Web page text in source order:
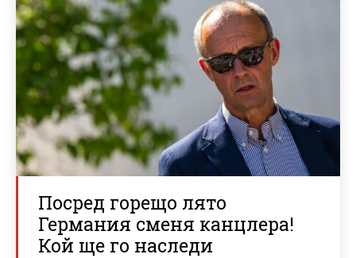
Посред горещо лято
Германия сменя канцлера!
Кой ще го наследи